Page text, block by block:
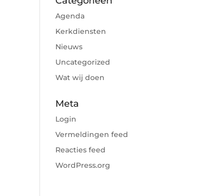
Agenda
Kerkdiensten
Nieuws
Uncategorized
Wat wij doen
Meta
Login
Vermeldingen feed
Reacties feed
WordPress.org